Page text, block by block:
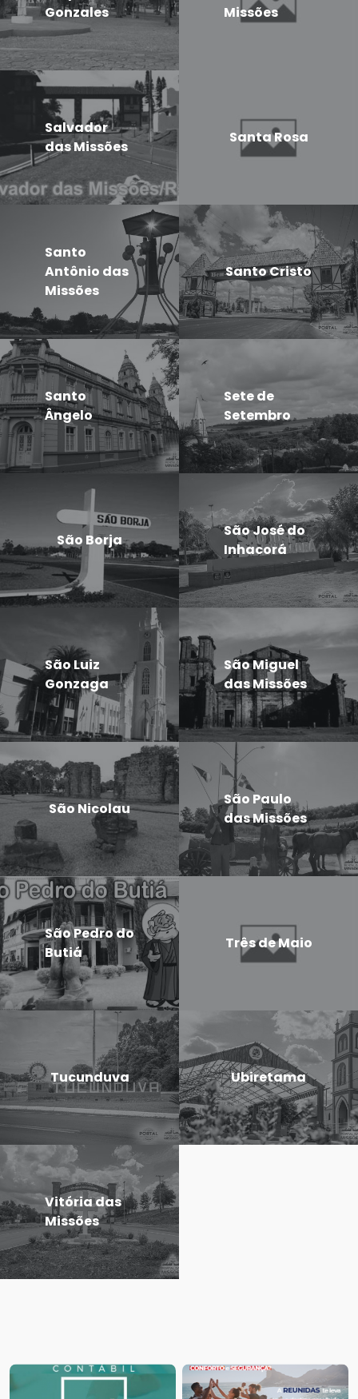
Gonzales
Missões
Salvador
das Missões
Santa Rosa
Santo
Antônio das
Missões
Santo Cristo
Santo
Ângelo
Sete de
Setembro
São Borja
São José do
Inhacorá
São Luiz
Gonzaga
São Miguel
das Missões
São Nicolau
São Paulo
das Missões
São Pedro do
Butiá
Três de Maio
Tucunduva Ubiretama
Vitória das
Missões